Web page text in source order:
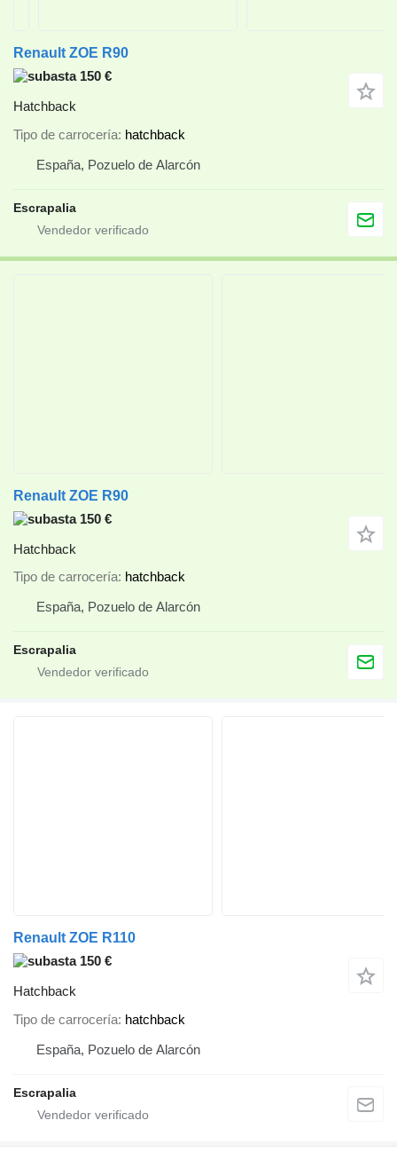
Renault ZOE R90
150 €
Hatchback
Tipo de carrocería hatchback
España, Pozuelo de Alarcón
Escrapalia
Renault ZOE R90
150 €
Hatchback
Tipo de carrocería hatchback
España, Pozuelo de Alarcón
Escrapalia
Renault ZOE R110
150 €
Hatchback
Tipo de carrocería hatchback
España, Pozuelo de Alarcón
Escrapalia